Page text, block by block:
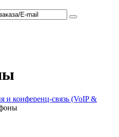
и конференц-связь (VoIP &